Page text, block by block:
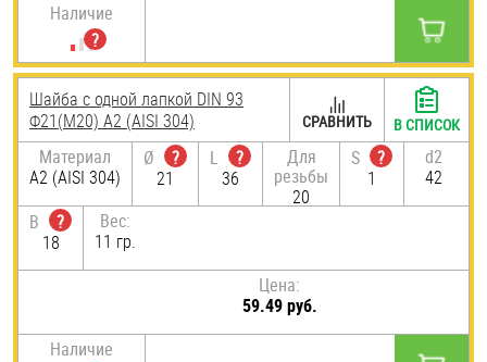
Наличие
Шайба с одной лапкой DIN 93
Ф21(М20) А2 (AISI 304)
Материал
А2 (AISI 304)
Ø
?
21
L
?
36
Для
резьбы
20
S
?
1
d2
42
B
?
18
Вес:
11 гр.
Цена:
59.49 руб.
Наличие
СРАВНИТЬ В СПИСОК